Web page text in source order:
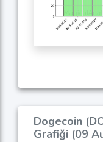
Dogecoin
Grafiği (09